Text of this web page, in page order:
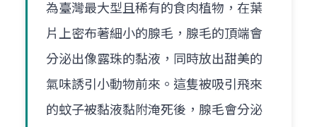
為臺灣最大型且稀有的食肉植物，在葉
片上密布著細小的腺毛，腺毛的頂端會
分泌出像露珠的黏液，同時放出甜美的
氣味誘引小動物前來。這隻被吸引飛來
的蚊子被黏液黏附淹死後，腺毛會分泌